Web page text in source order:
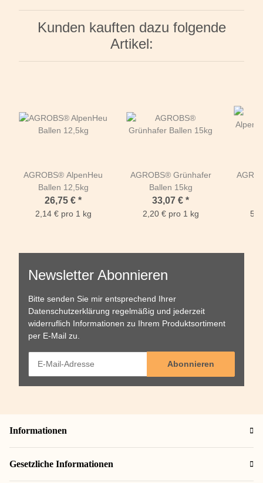
Kunden kauften dazu folgende
Artikel:
AGROBS® AlpenHeu
Ballen 12,5kg
26,75 € *
2,14 € pro 1 kg
AGROBS® Grünhafer
Ballen 15kg
33,07 € *
2,20 € pro 1 kg
Newsletter Abonnieren
Bitte senden Sie mir entsprechend Ihrer
Datenschutzerklärung regelmäßig und jederzeit
widerruflich Informationen zu Ihrem Produktsortiment
per E-Mail zu.
Abonnieren
Informationen
Gesetzliche Informationen